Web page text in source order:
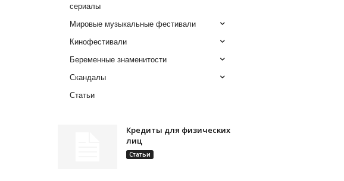
сериалы
Мировые музыкальные фестивали
Кинофестивали
Беременные знаменитости
Скандалы
Статьи
Кредиты для физических
лиц
Статьи